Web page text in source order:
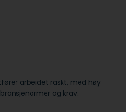
arbeidet raskt, med høy
og krav.